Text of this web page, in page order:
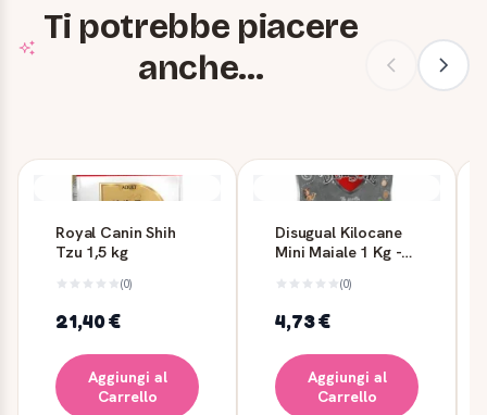
Ti potrebbe piacere
anche...
Royal Canin Shih
Tzu 1,5 kg
(0)
21,40 €
Aggiungi al
Carrello
Disugual Kilocane
Mini Maiale 1 Kg -
Cani
(0)
4,73 €
Aggiungi al
Carrello